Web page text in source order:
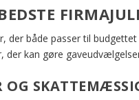
der både passer til
der kan gøre
OG